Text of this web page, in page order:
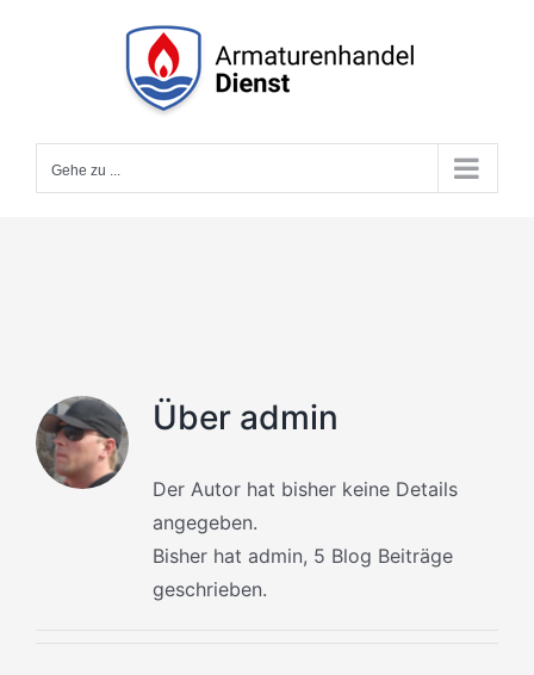
Gehe zu ...
Über admin
Der Autor hat bisher keine Details
angegeben.
Bisher hat admin, 5 Blog Beiträge
geschrieben.